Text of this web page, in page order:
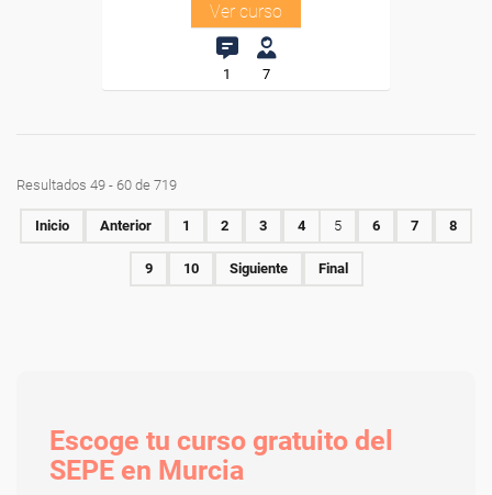
Ver curso
1 7
Resultados 49 - 60 de 719
Inicio Anterior 1 2 3 4 5 6 7 8
9 10 Siguiente Final
Escoge tu curso gratuito del
SEPE en Murcia